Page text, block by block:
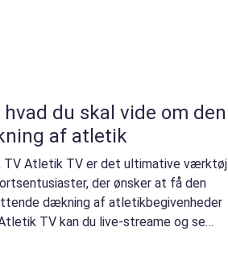
du skal vide om den
af atletik
Atletik TV er det ultimative værktøj
der ønsker at få den
dækning af atletikbegivenheder
TV kan du live-streame og se